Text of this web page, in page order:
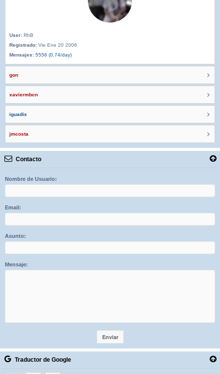
User: RhB
Registrado: Vie Ene 20 2006
Mensajes: 5556 (0.74/day)
gon
xaviermbcn
iguadix
jmcosta
Contacto
Nombre de Usuario:
Email:
Asunto:
Mensaje:
Traductor de Google